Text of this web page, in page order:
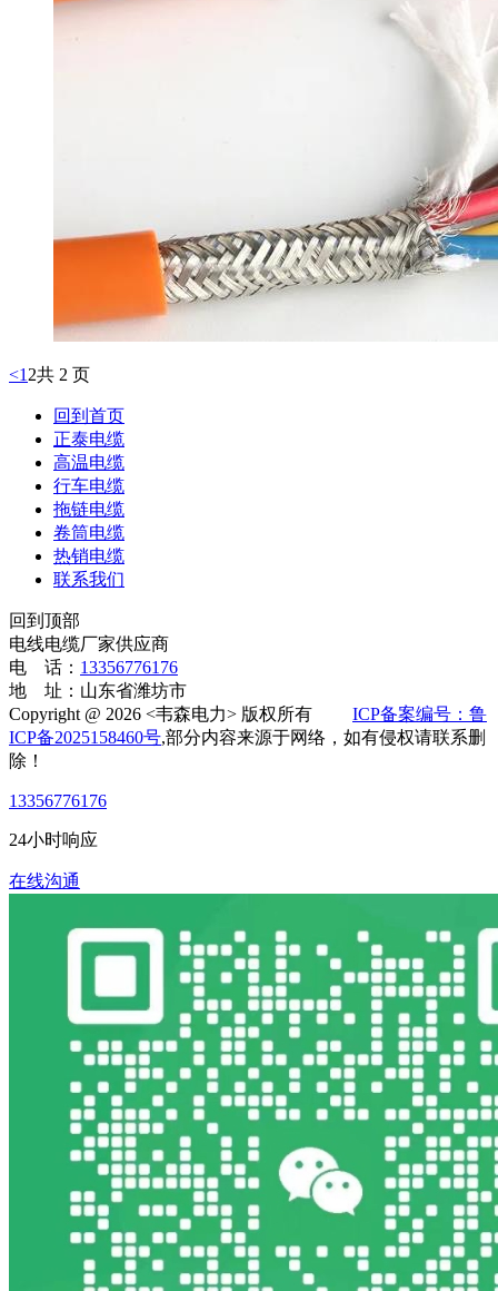
<1 2共 2 页
回到首页
正泰电缆
高温电缆
行车电缆
拖链电缆
卷筒电缆
热销电缆
联系我们
回到顶部
电线电缆厂家供应商
电 话： 13356776176
地 址：山东省潍坊市
Copyright @ 2026 <韦森电力> 版权所有 ICP备案编号：鲁
ICP备2025158460号,部分内容来源于网络，如有侵权请联系删
除！
13356776176
24小时响应
在线沟通